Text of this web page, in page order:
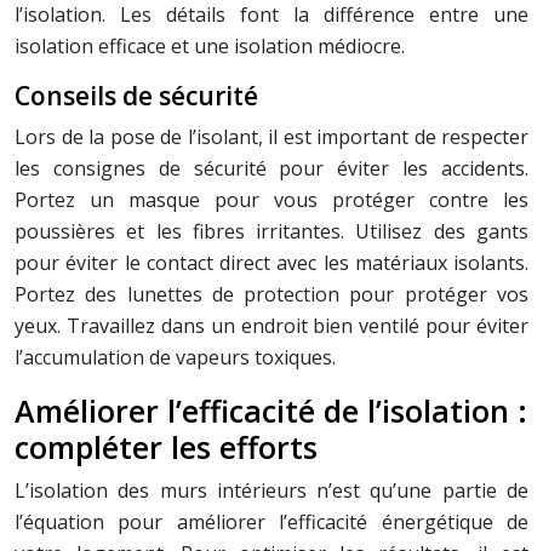
l’isolation. Les détails font la différence entre une
isolation efficace et une isolation médiocre.
Conseils de sécurité
Lors de la pose de l’isolant, il est important de respecter
les consignes de sécurité pour éviter les accidents.
Portez un masque pour vous protéger contre les
poussières et les fibres irritantes. Utilisez des gants
pour éviter le contact direct avec les matériaux isolants.
Portez des lunettes de protection pour protéger vos
yeux. Travaillez dans un endroit bien ventilé pour éviter
l’accumulation de vapeurs toxiques.
Améliorer l’efficacité de l’isolation :
compléter les efforts
L’isolation des murs intérieurs n’est qu’une partie de
l’équation pour améliorer l’efficacité énergétique de